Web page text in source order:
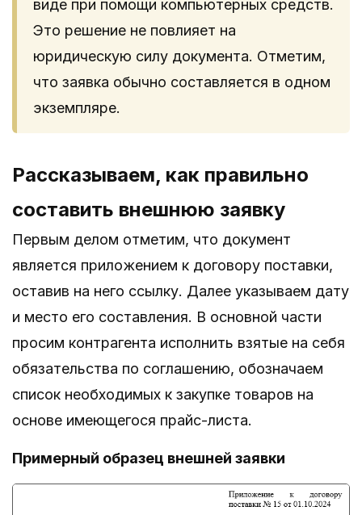
виде при помощи компьютерных средств.
Это решение не повлияет на
юридическую силу документа. Отметим,
что заявка обычно составляется в одном
экземпляре.
Рассказываем, как правильно
составить внешнюю заявку
Первым делом отметим, что документ
является приложением к договору поставки,
оставив на него ссылку. Далее указываем дату
и место его составления. В основной части
просим контрагента исполнить взятые на себя
обязательства по соглашению, обозначаем
список необходимых к закупке товаров на
основе имеющегося прайс-листа.
Примерный образец внешней заявки